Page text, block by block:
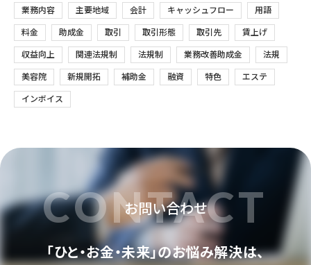
業務内容 主要地域 会計 キャッシュフロー 用語
料金 助成金 取引 取引形態 取引先 賃上げ
収益向上 関連法規制 法規制 業務改善助成金 法規
美容院 新規開拓 補助金 融資 特色 エステ
インボイス
CONTACT
お問い合わせ
「ひと・お金・未来」のお悩み解決は、